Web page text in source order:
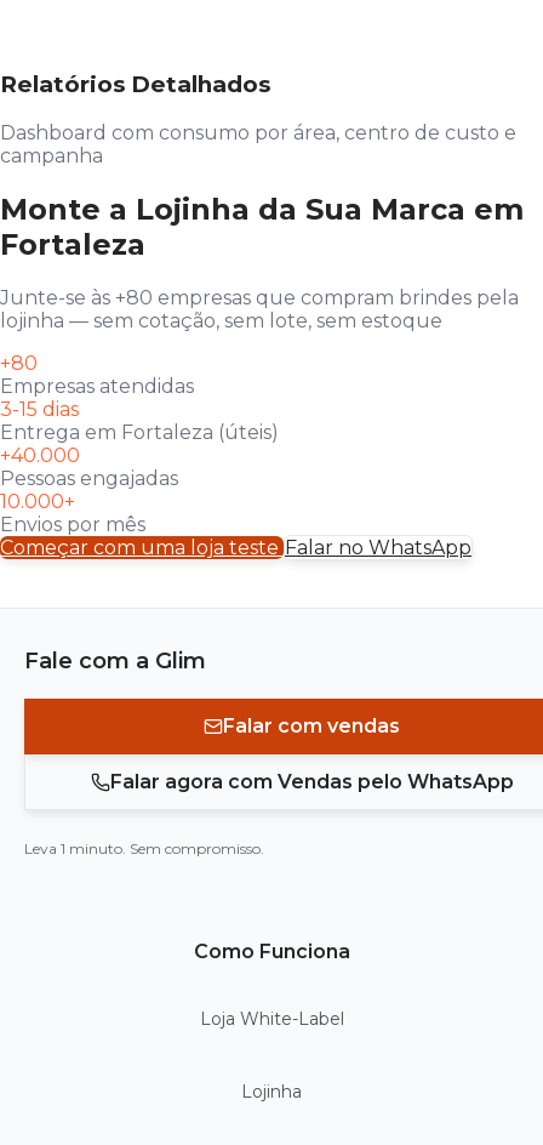
Relatórios Detalhados
Dashboard com consumo por área, centro de custo e
campanha
Monte a Lojinha da Sua Marca em
Fortaleza
Junte-se às +80 empresas que compram brindes pela
lojinha — sem cotação, sem lote, sem estoque
+80
Empresas atendidas
3-15 dias
Entrega em Fortaleza (úteis)
+40.000
Pessoas engajadas
10.000+
Envios por mês
Começar com uma loja testeFalar no WhatsApp
Fale com a Glim
Falar com vendas
Falar agora com Vendas pelo WhatsApp
Leva 1 minuto. Sem compromisso.
Como Funciona
Loja White-Label
Lojinha